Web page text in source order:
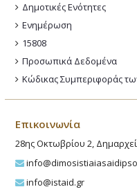
Δημοτικές Ενότητες
Ενημέρωση
15808
Προσωπικά Δεδομένα
Κώδικας Συμπεριφοράς
Επικοινωνία
28ης Οκτωβρίου 2,
info@istaid.gr